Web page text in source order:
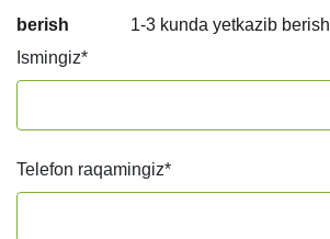
berish
1-3 kunda yetkazib berish
Ismingiz*
Telefon raqamingiz*